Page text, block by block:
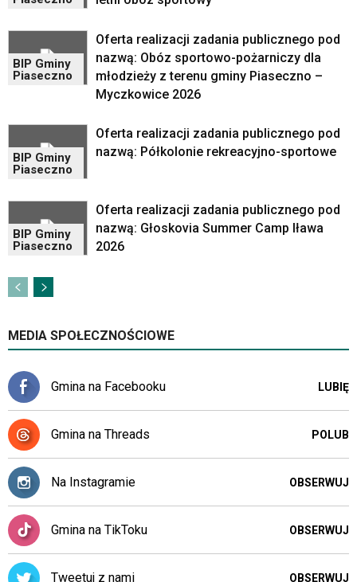
Na
stronie
znajdować
używane
elementy
portalu
YouTube
Google
ramek.
Elementy
obsługiwane
są
za
pomocą
klawiszy
strzałek
lub
odpowiadających
im
skrótów
BIP Gminy
Piaseczno
Oferta realizacji zadania publicznego pod
nazwą: Obóz sportowo-pożarniczy dla
młodzieży z terenu gminy Piaseczno –
Myczkowice 2026
BIP Gminy
Piaseczno
Oferta realizacji zadania publicznego pod
nazwą: Półkolonie rekreacyjno-sportowe
BIP Gminy
Piaseczno
Oferta realizacji zadania publicznego pod
nazwą: Głoskovia Summer Camp Iława
2026
MEDIA SPOŁECZNOŚCIOWE
Gmina na Facebooku LUBIĘ
Gmina na Threads POLUB
Na Instagramie OBSERWUJ
Gmina na TikToku OBSERWUJ
Tweetuj z nami OBSERWUJ